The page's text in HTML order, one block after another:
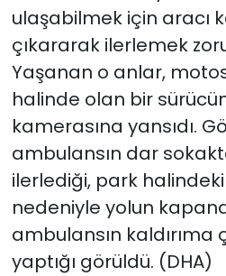
ulaşabilmek için aracı
çıkararak ilerlemek
Yaşanan o anlar,
halinde olan bir
kamerasına yansıdı.
ambulansın dar
ilerlediği, park
nedeniyle yolun
ambulansın kaldırıma
yaptığı görüldü. (DHA)